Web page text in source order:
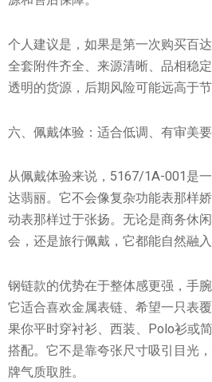
个人建议是，如果是第一次购买百
全套附件齐全、来源清晰、品相稳
透明的货源，后期风险可能远高于节
六、佩戴体验：适合低调、有审美
从佩戴体验来说，5167/1A-001是
达翡丽。它不会像复杂功能表那样
动表那样过于张扬。无论是商务休
会，还是旅行佩戴，它都能自然融入
钢链款的优势在于整体感更强，手
它适合喜欢金属表链、希望一只表
果你平时穿衬衫、西装、Polo衫或
搭配。它不是靠夸张尺寸吸引目光
牌气质取胜。